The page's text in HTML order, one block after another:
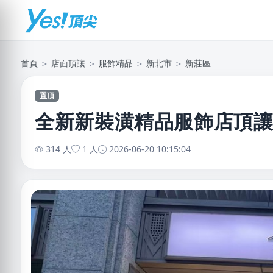
首頁 ＞ 店面頂讓 ＞ 服飾精品 ＞ 新北市 ＞ 新莊區
置頂
全新新裝潢精品服飾店頂讓
314 人 1 人 2026-06-20 10:15:04